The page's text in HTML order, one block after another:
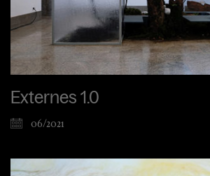
Externes 1.0
06/2021